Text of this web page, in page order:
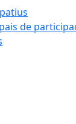
de